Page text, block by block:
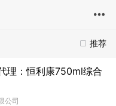
推荐
理：恒利康750ml综合
公司